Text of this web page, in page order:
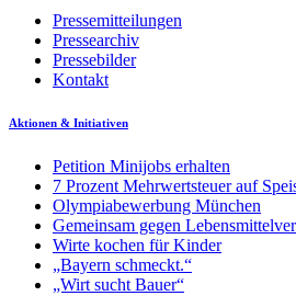
Pressemitteilungen
Pressearchiv
Pressebilder
Kontakt
Aktionen & Initiativen
Petition Minijobs erhalten
7 Prozent Mehrwertsteuer auf
Olympiabewerbung München
Gemeinsam gegen
Wirte kochen für Kinder
„Bayern schmeckt.“
„Wirt sucht Bauer“